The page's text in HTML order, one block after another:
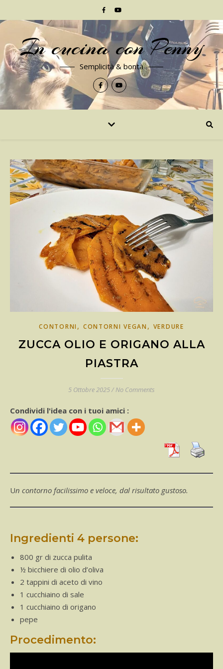
In cucina con Penny
Semplicità & bontà
CONTORNI, CONTORNI VEGAN , VERDURE
ZUCCA OLIO E ORIGANO ALLA
PIASTRA
5 Ottobre 2025/ No Comments
Condividi l'idea con i tuoi amici :
Un contorno facilissimo e veloce, dal risultato gustoso.
Ingredienti 4 persone:
800 gr di zucca pulita
½ bicchiere di olio d’oliva
2 tappini di aceto di vino
1 cucchiaino di sale
1 cucchiaino di origano
pepe
Procedimento: